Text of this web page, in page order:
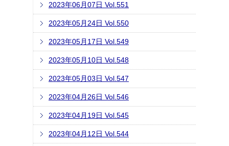
2023年06月07日 Vol.551
2023年05月24日 Vol.550
2023年05月17日 Vol.549
2023年05月10日 Vol.548
2023年05月03日 Vol.547
2023年04月26日 Vol.546
2023年04月19日 Vol.545
2023年04月12日 Vol.544